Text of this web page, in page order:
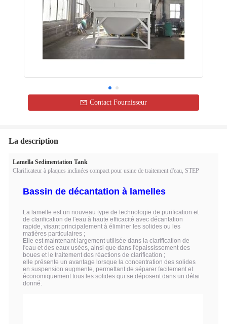
Contact Fournisseur
La description
Lamella Sedimentation Tank
Clarificateur à plaques inclinées compact pour usine de traitement d'eau, STEP
Bassin de décantation à lamelles
La lamelle est un nouveau type de technologie de purification et
de clarification de l'eau à haute efficacité avec décantation
rapide, visant principalement à éliminer les solides ou les
matières particulaires ;
Elle est maintenant largement utilisée dans la clarification de
l'eau et des eaux usées, ainsi que dans l'épaississement des
boues et le traitement des réactions de clarification ;
elle présente un avantage lorsque la concentration des solides
en suspension augmente, permettant de séparer facilement et
économiquement tous les solides qui se déposent dans un délai
donné.